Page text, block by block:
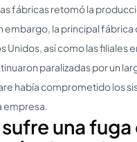
fábricas retomó la
embargo, la principal fábrica
Unidos, así como las filiales
paralizadas por un
había comprometido los
empresa.
una fuga